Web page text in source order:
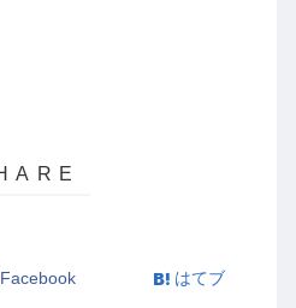
Facebook はてブ